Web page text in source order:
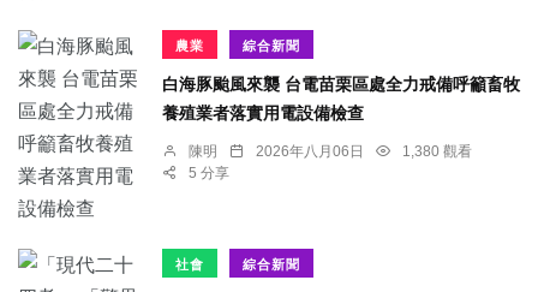
農業 綜合新聞
白海豚颱風來襲 台電苗栗區處全力戒備呼籲畜牧
養殖業者落實用電設備檢查
陳明 2026年八月06日
1,380 觀看
5 分享
社會 綜合新聞